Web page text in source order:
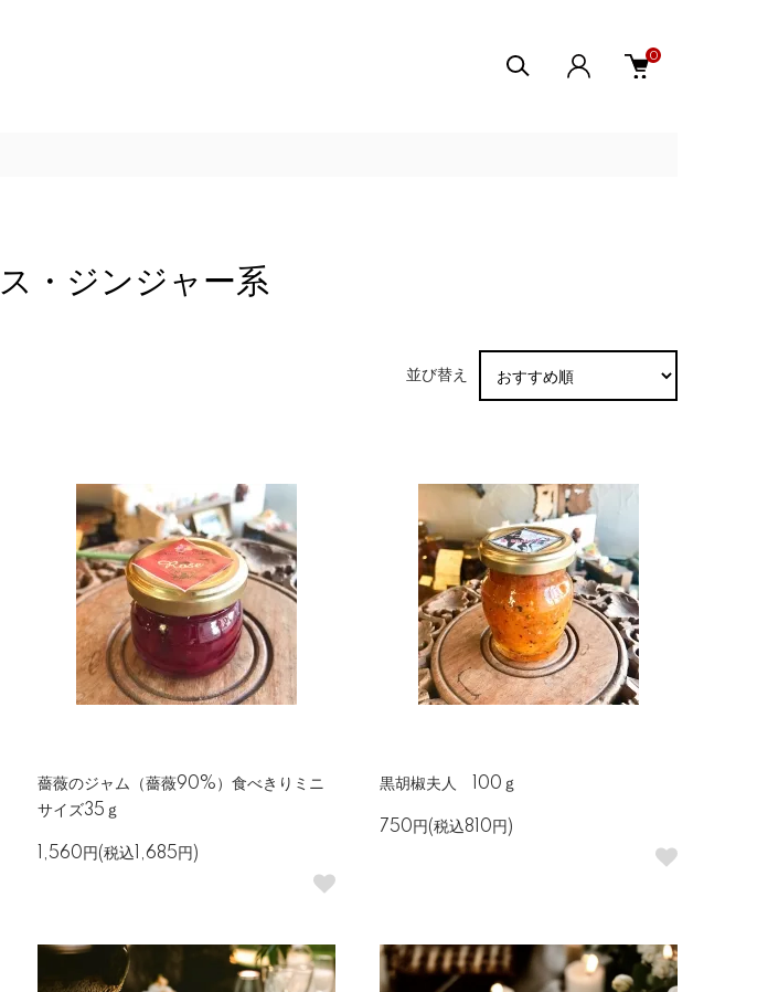
0
・ジンジャー系
並び替え
薔薇のジャム（薔薇90%）食べきりミニ
サイズ35ｇ
1,560円(税込1,685円)
黒胡椒夫人 100ｇ
750円(税込810円)